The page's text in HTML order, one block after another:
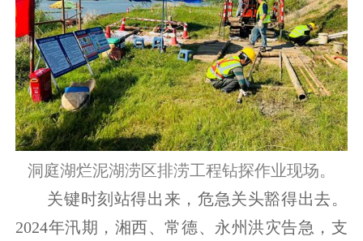
洞庭湖烂泥湖涝区排涝工程钻探作业现场。
关键时刻站得出来，危急关头豁得出去。
2024年汛期，湘西、常德、永州洪灾告急，支